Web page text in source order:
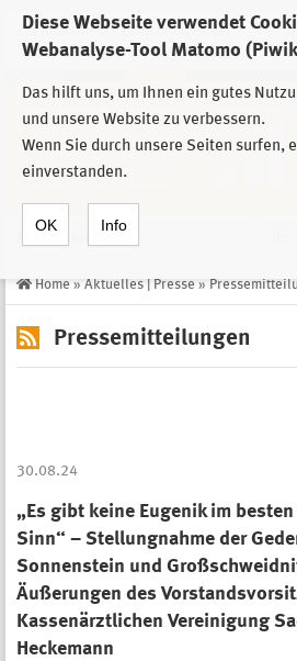
Diese Webseite verwendet
Webanalyse-Tool Matomo
Das hilft uns, um Ihnen ein gutes
und unsere Website zu verbessern.
Wenn Sie durch unsere Seiten surfen,
einverstanden.
OK Info
Zur Auswahl der Einrichtungen der
Stiftung Sächsische Gedenkstätten
Home » Aktuelles | Presse »
Pressemitteilungen
30.08.24
„Es gibt keine Eugenik im
Sinn“ – Stellungnahme der
Sonnenstein und
Äußerungen des
Kassenärztlichen Vereinigung
Heckemann